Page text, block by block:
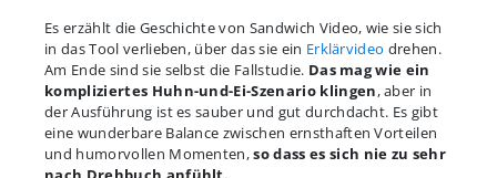
Es erzählt die Geschichte von Sandwich Video, wie sie sich
in das Tool verlieben, über das sie ein Erklärvideo drehen.
Am Ende sind sie selbst die Fallstudie. Das mag wie ein
kompliziertes Huhn-und-Ei-Szenario klingen, aber in
der Ausführung ist es sauber und gut durchdacht. Es gibt
eine wunderbare Balance zwischen ernsthaften Vorteilen
und humorvollen Momenten,so dass es sich nie zu sehr